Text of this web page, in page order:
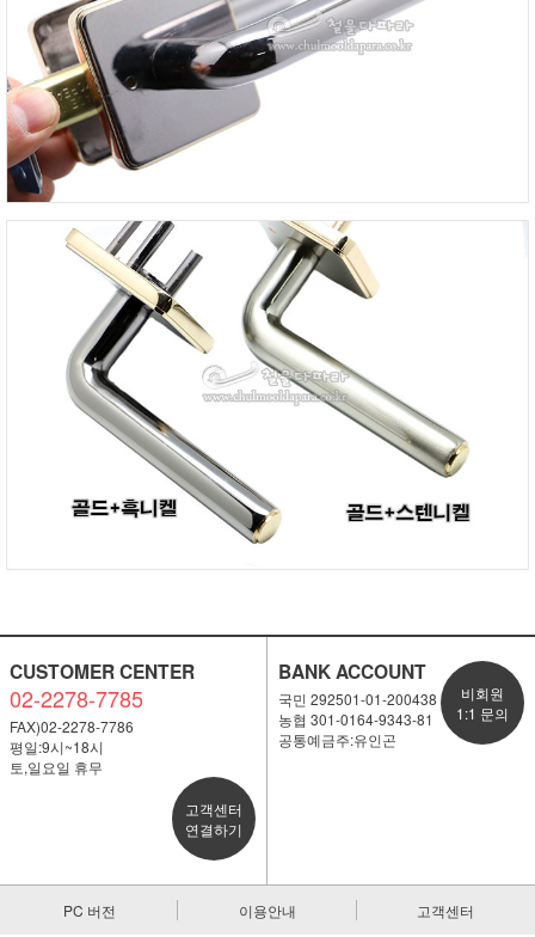
CUSTOMER CENTER
02-2278-7785
FAX)02-2278-7786
평일:9시~18시
토,일요일 휴무
고객센터
연결하기
BANK ACCOUNT
국민 292501-01-200438
농협 301-0164-9343-81
공통예금주:유인곤
비회원
1:1 문의
PC 버전 이용안내 고객센터